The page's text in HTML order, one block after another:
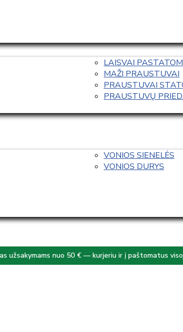
LAISVAI
MAŽI PRAUSTUVAI
PRAUSTUVAI
PRAUSTUVŲ
VONIOS SIENELĖS
VONIOS DURYS
užsakymams nuo 50 € — kurjeriu ir į paštomatus